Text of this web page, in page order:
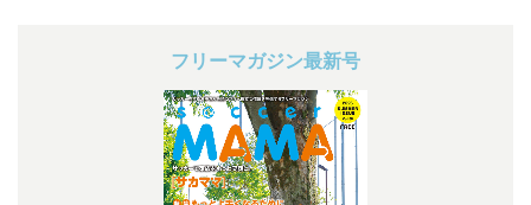
フリーマガジン最新号